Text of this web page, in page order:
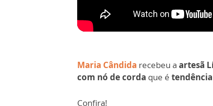
Maria Cândida recebeu a artesã
com nó de corda que é
Confira!